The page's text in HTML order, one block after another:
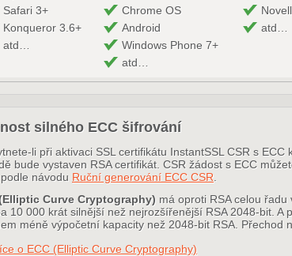
Safari 3+
Konqueror 3.6+
atd…
Chrome OS
Android
Windows Phone 7+
atd…
Novell
atd…
silného ECC šifrování
li při aktivaci SSL certifikátu InstantSSL CSR s
bude vystaven RSA certifikát. CSR žádost s ECC
návodu Ruční generování ECC CSR
Curve Cryptography) má oproti RSA celou
10 000 krát silnější než nejrozšířenější RSA 2048-bit. A
méně výpočetní kapacity než 2048-bit RSA. Přechod
o ECC (Elliptic Curve Cryptography)